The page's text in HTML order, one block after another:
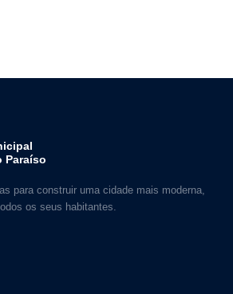
Paraíso
para construir uma cidade mais moderna,
os seus habitantes.